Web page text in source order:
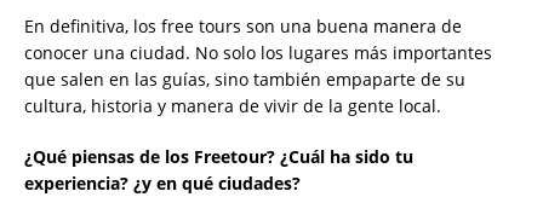
En definitiva, los free tours son una buena manera de
conocer una ciudad. No solo los lugares más importantes
que salen en las guías, sino también empaparte de su
cultura, historia y manera de vivir de la gente local.
¿Qué piensas de los Freetour? ¿Cuál ha sido tu
experiencia? ¿y en qué ciudades?